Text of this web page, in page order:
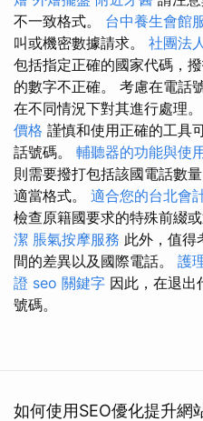
不一致格式。 台中養生會館
叫或機密數據請求。 社團法
包括指定正確的國家代碼，
的數字不正確。 考慮在電話
在不同情況下對其進行處理。
價格 謹慎和使用正確的工具
話號碼。 輔聽器的功能與使
則需要撥打包括該國電話數
適當格式。 適合您的台北會
檢查原籍國要求的特殊前綴
潔 脹氣按摩服務 此外，值得
間的差異以及國際電話。 護
證 seo 關鍵字 因此，在退出
號碼。
如何使用SEO優化提升網